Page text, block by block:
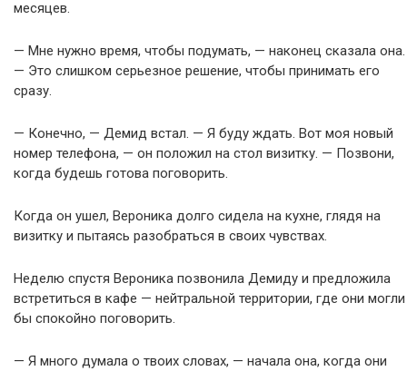
месяцев.
— Мне нужно время, чтобы подумать, — наконец сказала она.
— Это слишком серьезное решение, чтобы принимать его
сразу.
— Конечно, — Демид встал. — Я буду ждать. Вот моя новый
номер телефона, — он положил на стол визитку. — Позвони,
когда будешь готова поговорить.
Когда он ушел, Вероника долго сидела на кухне, глядя на
визитку и пытаясь разобраться в своих чувствах.
Неделю спустя Вероника позвонила Демиду и предложила
встретиться в кафе — нейтральной территории, где они могли
бы спокойно поговорить.
— Я много думала о твоих словах, — начала она, когда они